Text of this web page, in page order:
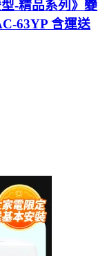
-精品系列》變
63YP 含運送